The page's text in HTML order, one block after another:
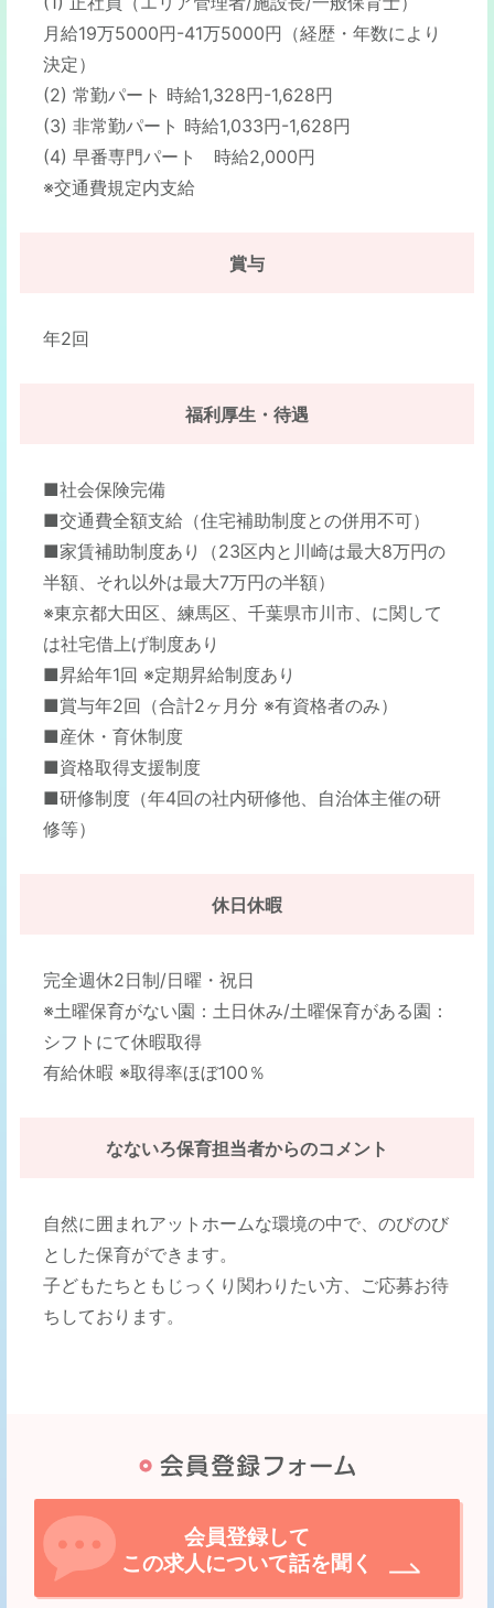
月給19万5000円-41万5000円（経歴・年数により
決定）
(2) 常勤パート 時給1,328円-1,628円
(3) 非常勤パート 時給1,033円-1,628円
(4) 早番専門パート 時給2,000円
※交通費規定内支給
賞与
年2回
福利厚生・待遇
■社会保険完備
■交通費全額支給（住宅補助制度との併用不可）
■家賃補助制度あり（23区内と川崎は最大8万円の
半額、それ以外は最大7万円の半額）
※東京都大田区、練馬区、千葉県市川市、に関して
は社宅借上げ制度あり
■昇給年1回 ※定期昇給制度あり
■賞与年2回（合計2ヶ月分 ※有資格者のみ）
■産休・育休制度
■資格取得支援制度
■研修制度（年4回の社内研修他、自治体主催の研
修等）
休日休暇
完全週休2日制/日曜・祝日
※土曜保育がない園：土日休み/土曜保育がある園：
シフトにて休暇取得
有給休暇 ※取得率ほぼ100％
なないろ保育担当者からのコメント
自然に囲まれアットホームな環境の中で、のびのび
とした保育ができます。
子どもたちともじっくり関わりたい方、ご応募お待
ちしております。
会員登録して
この求人について話を聞く